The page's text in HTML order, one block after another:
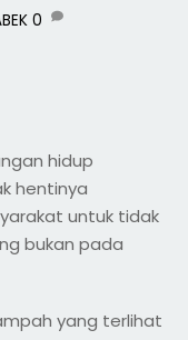
0
hidup
hentinya
untuk tidak
bukan pada
yang terlihat